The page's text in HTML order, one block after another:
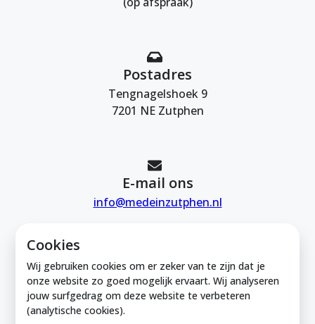
Cookies
Wij gebruiken cookies om er zeker van te zijn dat je
onze website zo goed mogelijk ervaart. Wij analyseren
jouw surfgedrag om deze website te verbeteren
(analytische cookies).
Postadres
Tengnagelshoek 9
7201 NE Zutphen
E-mail ons
info@medeinzutphen.nl
Mede in Zutphen is onderdeel van de
Zutphense Uitdaging. KVK Zutphense